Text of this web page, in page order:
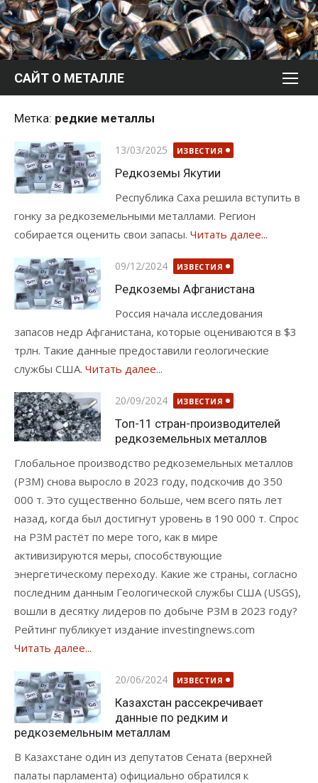
Перейти
к
содержимому
САЙТ О МЕТАЛЛЕ
Метка: редкие металлы
Опубликовано
13/03/2025 ИЗВЕСТИЯ
Редкоземы Якутии
Республика Саха решила вступить в
гонку за редкоземельными металлами. Регион
собирается оценить свои запасы. Читать далее...
Опубликовано
09/12/2024 ИЗВЕСТИЯ
Редкоземы Афганистана
Россия начала исследования
запасов недр Афганистана, которые оцениваются в $3
трлн. Такие данные предоставили геологические
службы США. Читать далее...
Опубликовано
20/09/2024 ИЗВЕСТИЯ
Топ-11 стран-производителей
редкоземельных металлов
Глобальное производство редкоземельных металлов
(РЗМ) снова выросло в 2023 году, подскочив до 350
000 т. Это существенно больше, чем всего пять лет
назад, когда был достигнут уровень в 190 000 т. Спрос
на РЗМ растёт по мере того, как в мире
активизируются меры, способствующие
энергетическому переходу. Какие же страны, согласно
последним данным Геологической службы США (USGS),
вошли в десятку лидеров по добыче РЗМ в 2023 году?
Рейтинг публикует издание investingnews.com
Читать далее...
Опубликовано
20/06/2024 ИЗВЕСТИЯ
Казахстан рассекречивает
данные по редким и
редкоземельным металлам
В Казахстане один из депутатов Сената (верхней
палаты парламента) официально обратился к